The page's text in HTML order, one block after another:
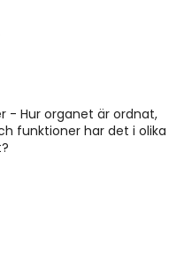
- Hur organet är ordnat,
funktioner har det i olika